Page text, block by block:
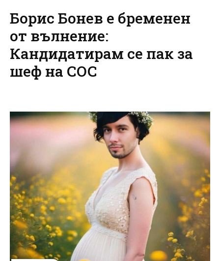
Борис Бонев е бременен
от вълнение:
Кандидатирам се пак за
шеф на СОС